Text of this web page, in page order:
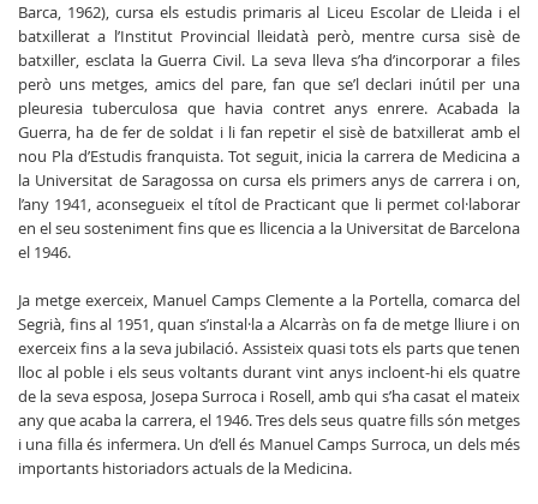
Barca, 1962), cursa els estudis primaris al Liceu Escolar de Lleida i el
batxillerat a l’Institut Provincial lleidatà però, mentre cursa sisè de
batxiller, esclata la Guerra Civil. La seva lleva s’ha d’incorporar a files
però uns metges, amics del pare, fan que se’l declari inútil per una
pleuresia tuberculosa que havia contret anys enrere. Acabada la
Guerra, ha de fer de soldat i li fan repetir el sisè de batxillerat amb el
nou Pla d’Estudis franquista. Tot seguit, inicia la carrera de Medicina a
la Universitat de Saragossa on cursa els primers anys de carrera i on,
l’any 1941, aconsegueix el títol de Practicant que li permet col·laborar
en el seu sosteniment fins que es llicencia a la Universitat de Barcelona
el 1946.
Ja metge exerceix, Manuel Camps Clemente a la Portella, comarca del
Segrià, fins al 1951, quan s’instal·la a Alcarràs on fa de metge lliure i on
exerceix fins a la seva jubilació. Assisteix quasi tots els parts que tenen
lloc al poble i els seus voltants durant vint anys incloent-hi els quatre
de la seva esposa, Josepa Surroca i Rosell, amb qui s’ha casat el mateix
any que acaba la carrera, el 1946. Tres dels seus quatre fills són metges
i una filla és infermera. Un d’ell és Manuel Camps Surroca, un dels més
importants historiadors actuals de la Medicina.